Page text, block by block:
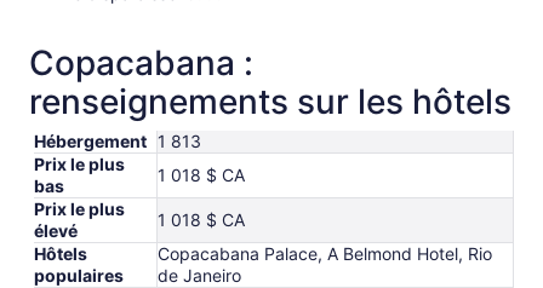
Copacabana :
renseignements sur les hôtels
Hébergement 1 813
Prix le plus
bas
1 018 $ CA
Prix le plus
élevé
1 018 $ CA
Hôtels
populaires
Copacabana Palace, A Belmond Hotel, Rio
de Janeiro